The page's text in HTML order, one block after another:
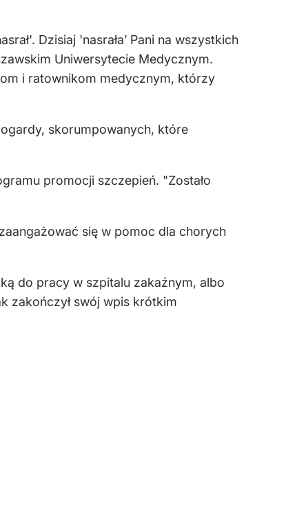
Dzisiaj 'nasrała’ Pani na wszystkich
Uniwersytecie Medycznym.
i ratownikom medycznym, którzy
skorumpowanych, które
promocji szczepień. "Zostało
się w pomoc dla chorych
do pracy w szpitalu zakaźnym, albo
zakończył swój wpis krótkim